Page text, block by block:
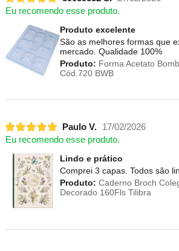
Eu recomendo esse produto.
Produto excelente
São as melhores formas que
mercado. Qualidade 100%
Produto: Forma Acetato
Cód.720 BWB
Paulo V.
17/02/2026
Eu recomendo esse produto.
Lindo e prático
Comprei 3 capas. Todos são
Produto: Caderno Broch
Decorado 160Fls Tilibra